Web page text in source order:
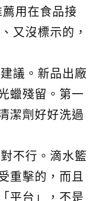
用在食品接
又沒標示的，
議。新品出廠
蠟殘留。第一
潔劑好好洗過
不行。滴水籃
重擊的，而且
平台」，不是